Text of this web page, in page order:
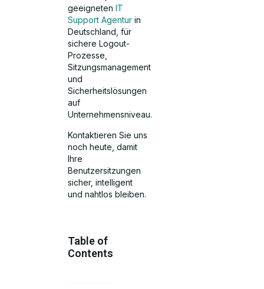
geeignetenIT
Support Agentur in
Deutschland, für
sichere Logout-
Prozesse,
Sitzungsmanagement
und
Sicherheitslösungen
auf
Unternehmensniveau.
Kontaktieren Sie uns
noch heute, damit
Ihre
Benutzersitzungen
sicher, intelligent
und nahtlos bleiben.
Table of
Contents